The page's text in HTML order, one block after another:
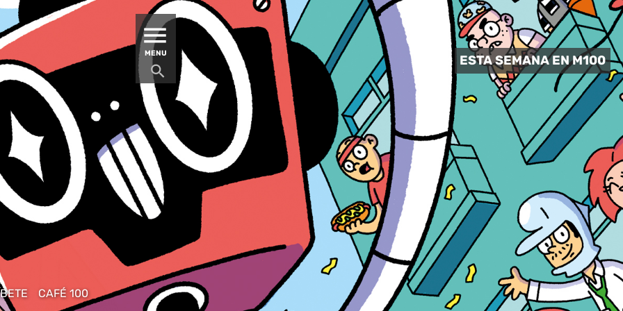
MENU
CAFÉ 100
ESTA SEMANA EN M100